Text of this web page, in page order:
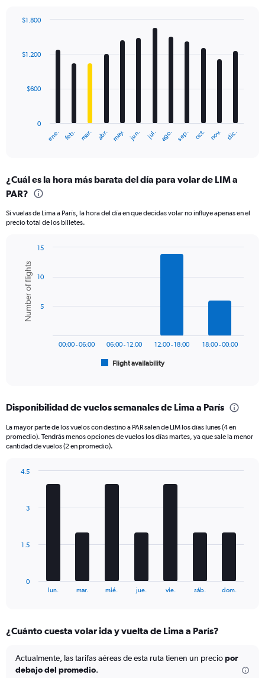
with
12
The
Range:
12
The
chart
axis
displaying
values.
Range:
ene. feb. mar. abr. may. jun. jul. ago. sep. oct. nov. dic.
0
$600
$1.200
$1.800
¿Cuál es la hora más barata del día para volar de LIM a
PAR?
Si vuelas de Lima a París, la hora del día en que decidas volar no influye apenas en el
precio total de los billetes.
chart
with
bars.
The
Range:
categories.
The
has
displaying
flights.
Chart
graphic.
Number of flights
Flight availability
00:00 - 06:00 06:00 - 12:00 12:00 - 18:00 18:00 - 00:00
5
10
15
Disponibilidad de vuelos semanales de Lima a París
La mayor parte de los vuelos con destino a PAR salen de LIM los días lunes (4 en
promedio). Tendrás menos opciones de vuelos los días martes, ya que sale la menor
cantidad de vuelos (2 en promedio).
The
Range:
categories.
The
lun. mar. mié. jue. vie. sáb. dom.
0
1.5
3
4.5
¿Cuánto cuesta volar ida y vuelta de Lima a París?
Actualmente, las tarifas aéreas de esta ruta tienen un preciopor
debajo del promedio.